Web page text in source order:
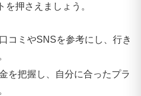
押さえましょう。
コミやSNSを参考にし、行き
を把握し、自分に合ったプラ